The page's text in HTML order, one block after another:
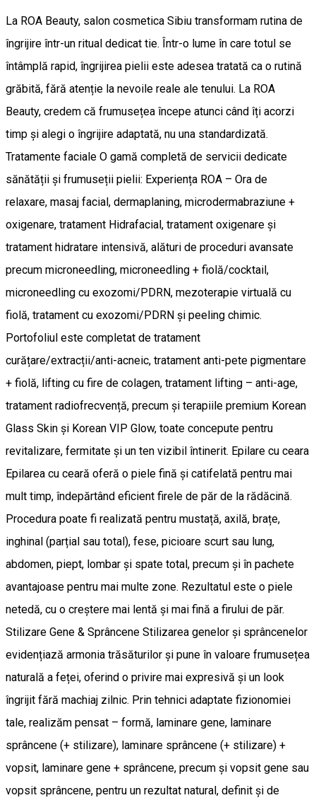
La ROA Beauty, salon cosmetica Sibiu transformam rutina de
îngrijire într-un ritual dedicat tie. Într-o lume în care totul se
întâmplă rapid, îngrijirea pielii este adesea tratată ca o rutină
grăbită, fără atenție la nevoile reale ale tenului. La ROA
Beauty, credem că frumusețea începe atunci când îți acorzi
timp și alegi o îngrijire adaptată, nu una standardizată.
Tratamente faciale O gamă completă de servicii dedicate
sănătății și frumuseții pielii: Experiența ROA – Ora de
relaxare, masaj facial, dermaplaning, microdermabraziune +
oxigenare, tratament Hidrafacial, tratament oxigenare și
tratament hidratare intensivă, alături de proceduri avansate
precum microneedling, microneedling + fiolă/cocktail,
microneedling cu exozomi/PDRN, mezoterapie virtuală cu
fiolă, tratament cu exozomi/PDRN și peeling chimic.
Portofoliul este completat de tratament
curățare/extracții/anti-acneic, tratament anti-pete pigmentare
+ fiolă, lifting cu fire de colagen, tratament lifting – anti-age,
tratament radiofrecvență, precum și terapiile premium Korean
Glass Skin și Korean VIP Glow, toate concepute pentru
revitalizare, fermitate și un ten vizibil întinerit. Epilare cu ceara
Epilarea cu ceară oferă o piele fină și catifelată pentru mai
mult timp, îndepărtând eficient firele de păr de la rădăcină.
Procedura poate fi realizată pentru mustață, axilă, brațe,
inghinal (parțial sau total), fese, picioare scurt sau lung,
abdomen, piept, lombar și spate total, precum și în pachete
avantajoase pentru mai multe zone. Rezultatul este o piele
netedă, cu o creștere mai lentă și mai fină a firului de păr.
Stilizare Gene & Sprâncene Stilizarea genelor și sprâncenelor
evidențiază armonia trăsăturilor și pune în valoare frumusețea
naturală a feței, oferind o privire mai expresivă și un look
îngrijit fără machiaj zilnic. Prin tehnici adaptate fizionomiei
tale, realizăm pensat – formă, laminare gene, laminare
sprâncene (+ stilizare), laminare sprâncene (+ stilizare) +
vopsit, laminare gene + sprâncene, precum și vopsit gene sau
vopsit sprâncene, pentru un rezultat natural, definit și de